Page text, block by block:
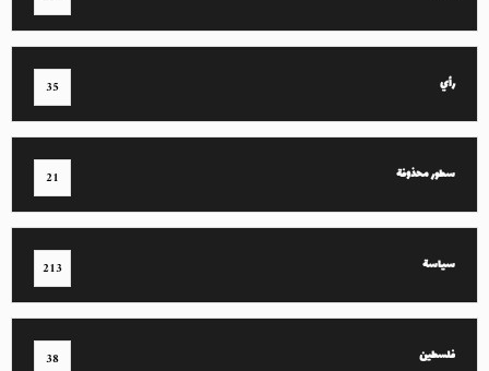
رأي 35
سطور محذوفة 21
سياسة 213
فلسطين 38